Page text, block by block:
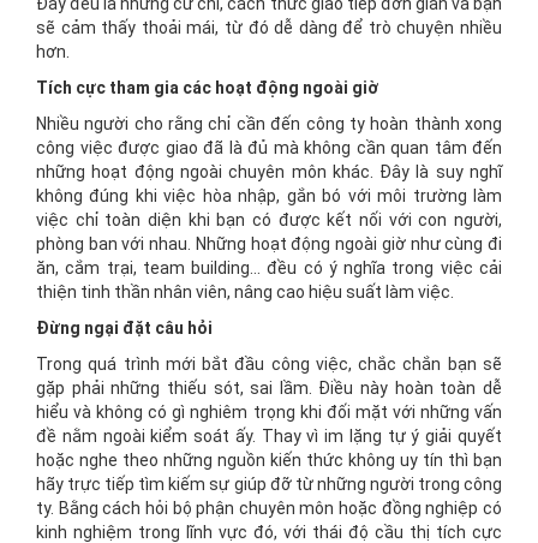
sẽ cảm thấy thoải mái, từ đó dễ dàng để trò chuyện nhiều
hơn.
Tích cực tham gia các hoạt động ngoài giờ
Nhiều người cho rằng chỉ cần đến công ty hoàn thành xong
công việc được giao đã là đủ mà không cần quan tâm đến
những hoạt động ngoài chuyên môn khác. Đây là suy nghĩ
không đúng khi việc hòa nhập, gắn bó với môi trường làm
việc chỉ toàn diện khi bạn có được kết nối với con người,
phòng ban với nhau. Những hoạt động ngoài giờ như cùng đi
ăn, cắm trại, team building… đều có ý nghĩa trong việc cải
thiện tinh thần nhân viên, nâng cao hiệu suất làm việc.
Đừng ngại đặt câu hỏi
Trong quá trình mới bắt đầu công việc, chắc chắn bạn sẽ
gặp phải những thiếu sót, sai lầm. Điều này hoàn toàn dễ
hiểu và không có gì nghiêm trọng khi đối mặt với những vấn
đề nằm ngoài kiểm soát ấy. Thay vì im lặng tự ý giải quyết
hoặc nghe theo những nguồn kiến thức không uy tín thì bạn
hãy trực tiếp tìm kiếm sự giúp đỡ từ những người trong công
ty. Bằng cách hỏi bộ phận chuyên môn hoặc đồng nghiệp có
kinh nghiệm trong lĩnh vực đó, với thái độ cầu thị tích cực